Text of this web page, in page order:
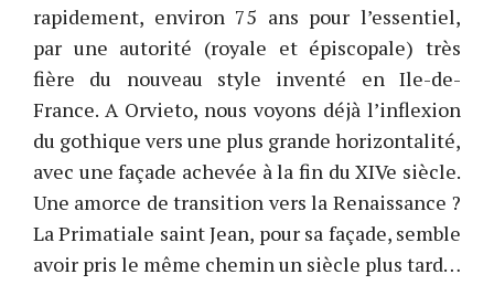
rapidement, environ 75 ans pour l’essentiel,
par une autorité (royale et épiscopale) très
fière du nouveau style inventé en Ile-de-
France. A Orvieto, nous voyons déjà l’inflexion
du gothique vers une plus grande horizontalité,
avec une façade achevée à la fin du XIVe siècle.
Une amorce de transition vers la Renaissance ?
La Primatiale saint Jean, pour sa façade, semble
avoir pris le même chemin un siècle plus tard…